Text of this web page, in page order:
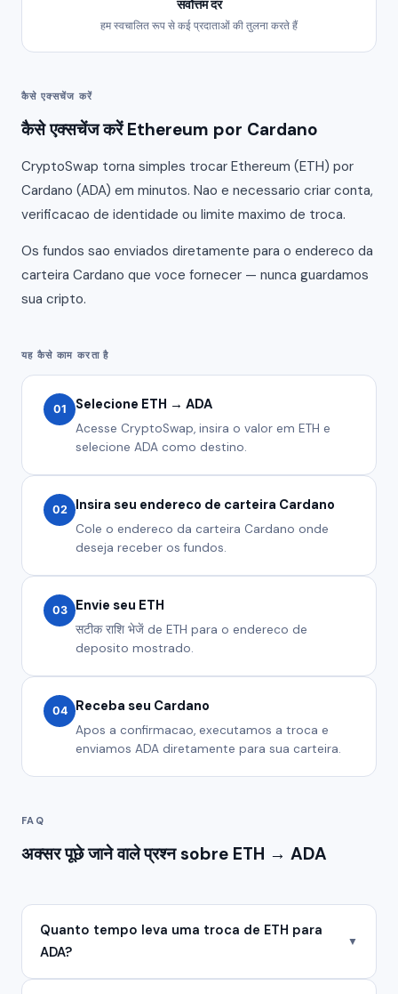
सर्वोत्तम दर
हम स्वचालित रूप से कई प्रदाताओं की तुलना करते हैं
कैसे एक्सचेंज करें
कैसे एक्सचेंज करें Ethereum por Cardano
CryptoSwap torna simples trocar Ethereum (ETH) por
Cardano (ADA) em minutos. Nao e necessario criar conta,
verificacao de identidade ou limite maximo de troca.
Os fundos sao enviados diretamente para o endereco da
carteira Cardano que voce fornecer — nunca guardamos
sua cripto.
यह कैसे काम करता है
01 Selecione ETH → ADA
Acesse CryptoSwap, insira o valor em ETH e
selecione ADA como destino.
02 Insira seu endereco de carteira Cardano
Cole o endereco da carteira Cardano onde
deseja receber os fundos.
03 Envie seu ETH
सटीक राशि भेजें de ETH para o endereco de
deposito mostrado.
04 Receba seu Cardano
Apos a confirmacao, executamos a troca e
enviamos ADA diretamente para sua carteira.
FAQ
अक्सर पूछे जाने वाले प्रश्न sobre ETH → ADA
Quanto tempo leva uma troca de ETH para
ADA?
▼